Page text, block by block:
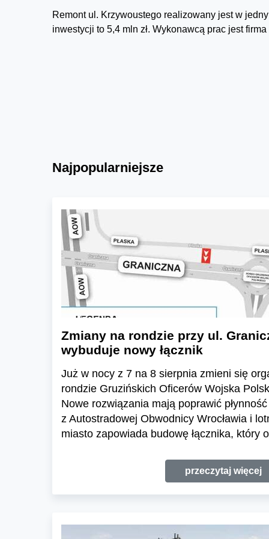
Remont ul. Krzywoustego realizowany jest w
inwestycji to 5,4 mln zł. Wykonawcą prac jest
Najpopularniejsze
Zmiany na rondzie przy ul.
wybuduje nowy łącznik
Już w nocy z 7 na 8 sierpnia zmieni się
rondzie Gruzińskich Oficerów Wojska
Nowe rozwiązania mają poprawić
z Autostradowej Obwodnicy Wrocławia i
miasto zapowiada budowę łącznika, który
przeczytaj więcej